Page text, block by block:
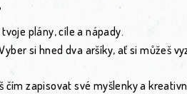
plány, cíle a nápady.
si hned dva aršíky, ať si můžeš
čím zapisovat své myšlenky a